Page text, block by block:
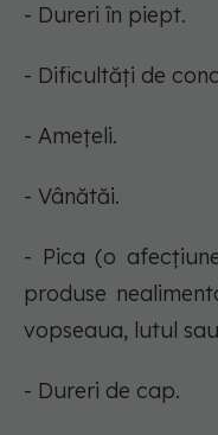
- Dureri în piept.
- Dificultăți de
- Amețeli.
- Vânătăi.
- Pica (o
produse
vopseaua, lutul
- Dureri de cap.